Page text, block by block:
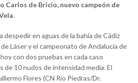
Carlos de Bricio, nuevo campeón de
.
despedir en aguas de la bahía de Cádiz
Láser y el campeonato de Andalucía de
con dos pruebas en cada caso
de 10 nudos de intensidad media. El
Flores (CN Río Piedras/Dr.